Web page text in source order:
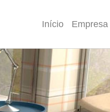
Início Empresa